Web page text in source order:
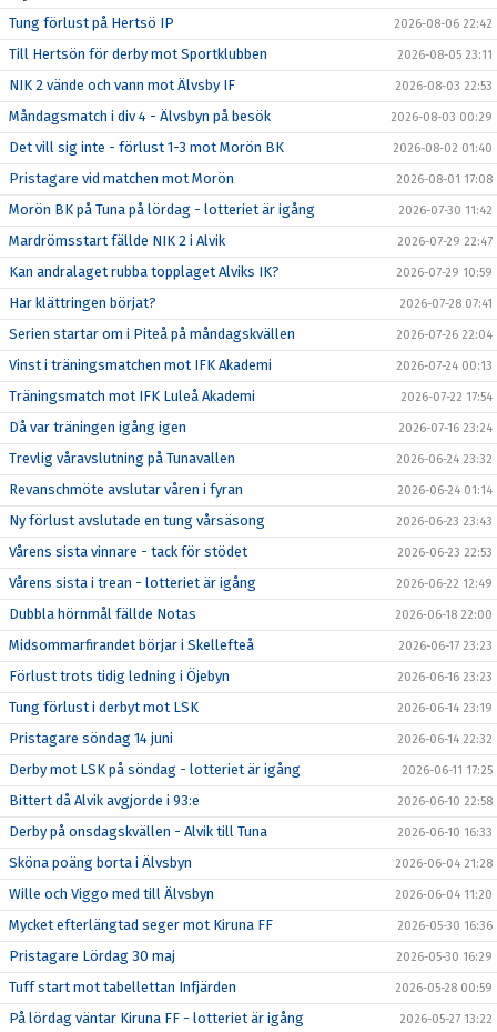
Tung förlust på Hertsö IP 2026-08-06 22:42
Till Hertsön för derby mot Sportklubben 2026-08-05 23:11
NIK 2 vände och vann mot Älvsby IF 2026-08-03 22:53
Måndagsmatch i div 4 - Älvsbyn på besök 2026-08-03 00:29
Det vill sig inte - förlust 1-3 mot Morön BK 2026-08-02 01:40
Pristagare vid matchen mot Morön 2026-08-01 17:08
Morön BK på Tuna på lördag - lotteriet är igång 2026-07-30 11:42
Mardrömsstart fällde NIK 2 i Alvik 2026-07-29 22:47
Kan andralaget rubba topplaget Alviks IK? 2026-07-29 10:59
Har klättringen börjat? 2026-07-28 07:41
Serien startar om i Piteå på måndagskvällen 2026-07-26 22:04
Vinst i träningsmatchen mot IFK Akademi 2026-07-24 00:13
Träningsmatch mot IFK Luleå Akademi 2026-07-22 17:54
Då var träningen igång igen 2026-07-16 23:24
Trevlig våravslutning på Tunavallen 2026-06-24 23:32
Revanschmöte avslutar våren i fyran 2026-06-24 01:14
Ny förlust avslutade en tung vårsäsong 2026-06-23 23:43
Vårens sista vinnare - tack för stödet 2026-06-23 22:53
Vårens sista i trean - lotteriet är igång 2026-06-22 12:49
Dubbla hörnmål fällde Notas 2026-06-18 22:00
Midsommarfirandet börjar i Skellefteå 2026-06-17 23:23
Förlust trots tidig ledning i Öjebyn 2026-06-16 23:23
Tung förlust i derbyt mot LSK 2026-06-14 23:19
Pristagare söndag 14 juni 2026-06-14 22:32
Derby mot LSK på söndag - lotteriet är igång 2026-06-11 17:25
Bittert då Alvik avgjorde i 93:e 2026-06-10 22:58
Derby på onsdagskvällen - Alvik till Tuna 2026-06-10 16:33
Sköna poäng borta i Älvsbyn 2026-06-04 21:28
Wille och Viggo med till Älvsbyn 2026-06-04 11:20
Mycket efterlängtad seger mot Kiruna FF 2026-05-30 16:36
Pristagare Lördag 30 maj 2026-05-30 16:29
Tuff start mot tabellettan Infjärden 2026-05-28 00:59
På lördag väntar Kiruna FF - lotteriet är igång 2026-05-27 13:22